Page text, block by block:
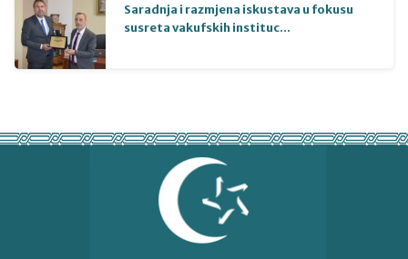
Saradnja i razmjena iskustava u fokusu
susreta vakufskih instituc...